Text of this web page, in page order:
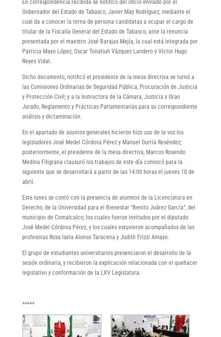
En correspondencia recibida se notificó del oficio enviado por el
Gobernador del Estado de Tabasco, Javier May Rodríguez, mediante el
cual da a conocer la terna de persona candidatas a ocupar el cargo de
titular de la Fiscalía General del Estado de Tabasco, ante la renuncia
presentada por el maestro José Barajas Mejía, la cual está integrada por
Patricia Mayo López, Oscar Tonatiuh Vázquez Landero y Víctor Hugo
Reyes Vidal.
Dicho documento, notificó el presidente de la mesa directiva se turnó a
las Comisiones Ordinarias de Seguridad Pública, Procuración de Justicia
y Protección Civil; y a la Instructora de la Cámara, Justicia y Gran
Jurado, Reglamento y Prácticas Parlamentarias para su correspondiente
análisis y dictaminación.
En el apartado de asuntos generales hicieron hizo uso de la voz los
legisladores José Medel Córdova Pérez y Manuel Gurría Reséndez;
posteriormente, el presidente de la mesa directiva, Marcos Rosendo
Medina Filigrana clausuró los trabajos de este día convocó para la
siguiente que se desarrollará a partir de las 14:00 horas el jueves 10 de
abril.
Este lunes se contó con la presencia de alumnos de la Licenciatura en
Derecho, de la Universidad para el Bienestar “Benito Juárez García”, del
municipio de Comalcalco; los cuales fueron invitados por el diputado
José Medel Córdova Pérez, y los cuales estuvieron acompañados de las
profesoras Rosa Isela Alonso Taracena y Judith Frizzi Amayo.
El grupo de estudiantes universitarios presenciaron el desarrollo de la
sesión ordinaria, y recibieron la explicación relacionada con el quehacer
legislativo y conformación de la LXV Legislatura.
*****